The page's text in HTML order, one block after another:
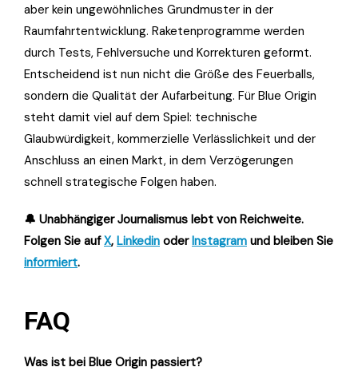
aber kein ungewöhnliches Grundmuster in der
Raumfahrtentwicklung. Raketenprogramme werden
durch Tests, Fehlversuche und Korrekturen geformt.
Entscheidend ist nun nicht die Größe des Feuerballs,
sondern die Qualität der Aufarbeitung. Für Blue Origin
steht damit viel auf dem Spiel: technische
Glaubwürdigkeit, kommerzielle Verlässlichkeit und der
Anschluss an einen Markt, in dem Verzögerungen
schnell strategische Folgen haben.
🔔 Unabhängiger Journalismus lebt von Reichweite.
Folgen Sie aufX, Linkedin oderInstagram und bleiben Sie
informiert.
FAQ
Was ist bei Blue Origin passiert?